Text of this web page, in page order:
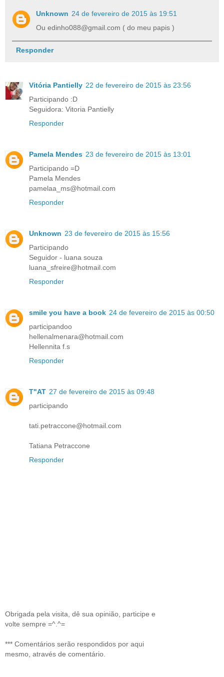
Unknown 24 de fevereiro de 2015 às 19:51
Ou edinho088@gmail.com ( do meu papis )
Responder
Vitória Pantielly 22 de fevereiro de 2015 às 23:56
Participando :D
Seguidora: Vitoria Pantielly
Responder
Pamela Mendes 23 de fevereiro de 2015 às 13:01
Participando =D
Pamela Mendes
pamelaa_ms@hotmail.com
Responder
Unknown 23 de fevereiro de 2015 às 15:56
Participando
Seguidor - luana souza
luana_sfreire@hotmail.com
Responder
smile you have a book 24 de fevereiro de 2015 às 00:50
participandoo
hellenalmenara@hotmail.com
Hellennita f.s
Responder
T"AT 27 de fevereiro de 2015 às 09:48
participando
tati.petraccone@hotmail.com
Tatiana Petraccone
Responder
Obrigada pela visita, dê sua opinião, participe e
volte sempre =^.^=
*** Comentários serão respondidos por aqui
mesmo, através de comentário.